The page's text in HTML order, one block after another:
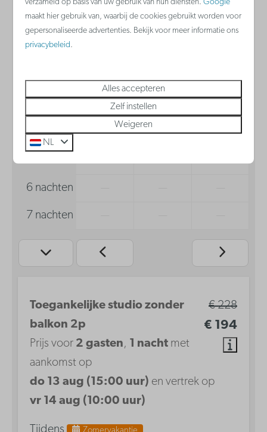
wo
12 aug
do
13 aug
vr
14 aug
1 nacht
2 nachten — € 384 —
4 nachten — — —
5 nachten — — —
6 nachten
7 nachten
€ 228
€ 194
Toegankelijke studio zonder
balkon 2p
Prijs voor 2 gasten, 1 nacht met
aankomst op
do 13 aug (15:00 uur) en vertrek op
vr 14 aug (10:00 uur)
Tijdens
verzameld op basis van uw gebruik van hun diensten.Google
maakt hier gebruik van, waarbij de cookies gebruikt worden voor
gepersonaliseerde advertenties. Bekijk voor meer informatie ons
privacybeleid.
Alles accepteren
Zelf instellen
Weigeren
NL